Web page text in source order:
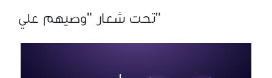
تحت شعار "وصيهم علي"